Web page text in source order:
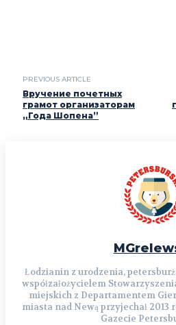
PREVIOUS ARTICLE
Вручение почетных
грамот организаторам
„Года Шопена”
Łodzianin z urodzenia,
współzałożycielem
miejskich z Departamentem
miasta nad Newą przyjechał 2013
Gazecie